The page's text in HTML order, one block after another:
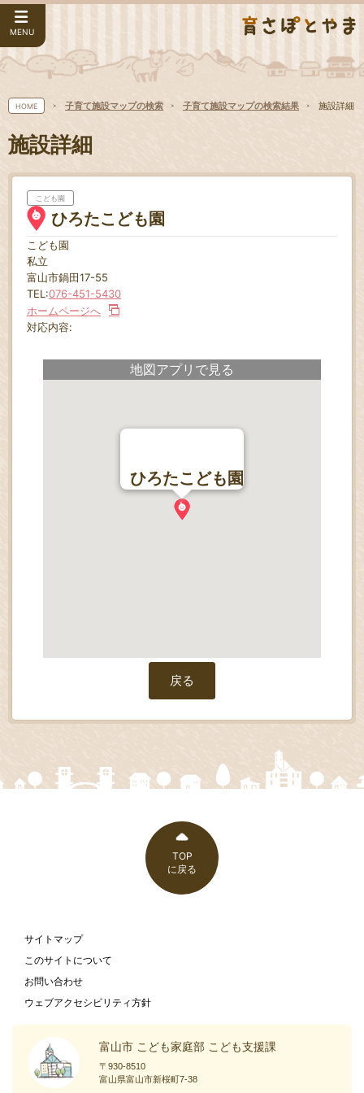
MENU
HOME 子育て施設マップの検索 子育て施設マップの検索結果 施設詳細
施設詳細
こども園
ひろたこども園
こども園
私立
富山市鍋田17-55
TEL:076-451-5430
ホームページへ
対応内容:
地図アプリで見る
ひろたこども園
戻る
TOP
に戻る
サイトマップ
このサイトについて
お問い合わせ
ウェブアクセシビリティ方針
富山市 こども家庭部 こども支援課
〒930-8510
富山県富山市新桜町7-38